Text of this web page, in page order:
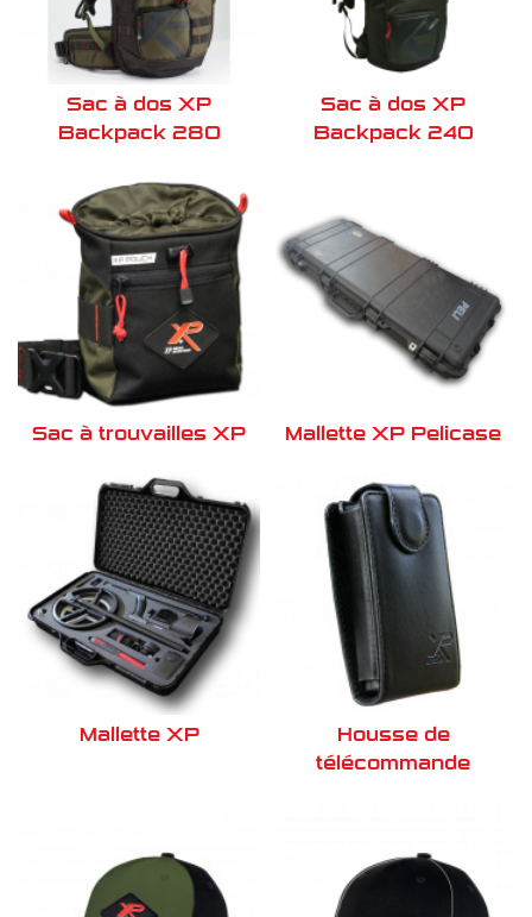
Sac à dos XP
Backpack 280
Sac à dos XP
Backpack 240
Sac à trouvailles XP Mallette XP Pelicase
Mallette XP
Housse de
télécommande